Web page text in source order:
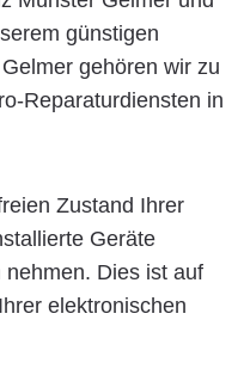
günstigen
gehören wir zu
Reparaturdiensten in
Zustand Ihrer
Geräte
Dies ist auf
elektronischen